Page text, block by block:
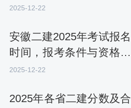
少
2025-12-22
安徽二建2025年考试报名
时间，报考条件与资格审
核
2025-12-22
2025年各省二建分数及合